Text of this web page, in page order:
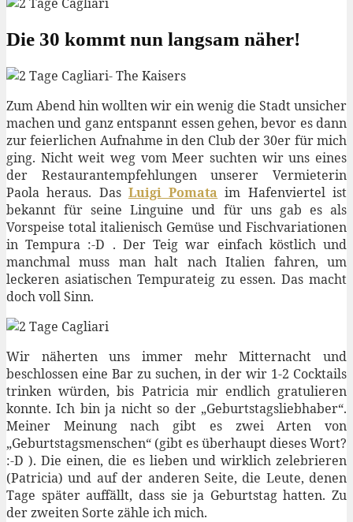
Die 30 kommt nun langsam näher!
Zum Abend hin wollten wir ein wenig die Stadt unsicher
machen und ganz entspannt essen gehen, bevor es dann
zur feierlichen Aufnahme in den Club der 30er für mich
ging. Nicht weit weg vom Meer suchten wir uns eines
der Restaurantempfehlungen unserer Vermieterin
Paola heraus. Das Luigi Pomata im Hafenviertel ist
bekannt für seine Linguine und für uns gab es als
Vorspeise total italienisch Gemüse und Fischvariationen
in Tempura :-D . Der Teig war einfach köstlich und
manchmal muss man halt nach Italien fahren, um
leckeren asiatischen Tempurateig zu essen. Das macht
doch voll Sinn.
Wir näherten uns immer mehr Mitternacht und
beschlossen eine Bar zu suchen, in der wir 1-2 Cocktails
trinken würden, bis Patricia mir endlich gratulieren
konnte. Ich bin ja nicht so der „Geburtstagsliebhaber“.
Meiner Meinung nach gibt es zwei Arten von
„Geburtstagsmenschen“ (gibt es überhaupt dieses Wort?
:-D ). Die einen, die es lieben und wirklich zelebrieren
(Patricia) und auf der anderen Seite, die Leute, denen
Tage später auffällt, dass sie ja Geburtstag hatten. Zu
der zweiten Sorte zähle ich mich.